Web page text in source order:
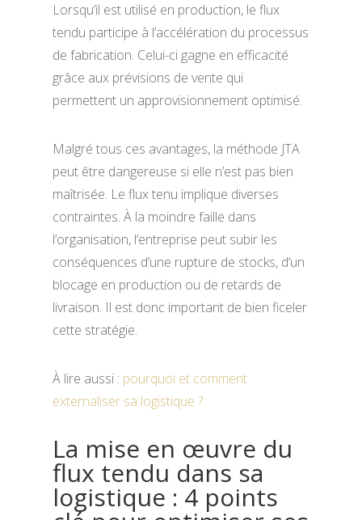
Lorsqu’il est utilisé en production, le flux
tendu participe à l’accélération du processus
de fabrication. Celui-ci gagne en efficacité
grâce aux prévisions de vente qui
permettent un approvisionnement optimisé.
Malgré tous ces avantages, la méthode JTA
peut être dangereuse si elle n’est pas bien
maîtrisée. Le flux tenu implique diverses
contraintes. À la moindre faille dans
l’organisation, l’entreprise peut subir les
conséquences d’une rupture de stocks, d’un
blocage en production ou de retards de
livraison. Il est donc important de bien ficeler
cette stratégie.
À lire aussi : pourquoi et comment
externaliser sa logistique ?
La mise en œuvre du
flux tendu dans sa
logistique : 4 points